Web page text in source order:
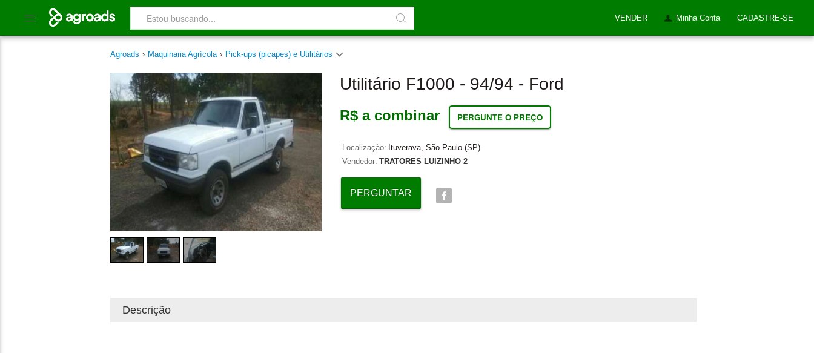
VENDER Minha Conta CADASTRE-SE
Agroads › Maquinaria Agrícola › Pick-ups (picapes) e Utilitários
Utilitário F1000 - 94/94 - Ford
R$ a combinar PERGUNTE O PREÇO
Localização: Ituverava, São Paulo (SP)
Vendedor: TRATORES LUIZINHO 2
PERGUNTAR
Descrição